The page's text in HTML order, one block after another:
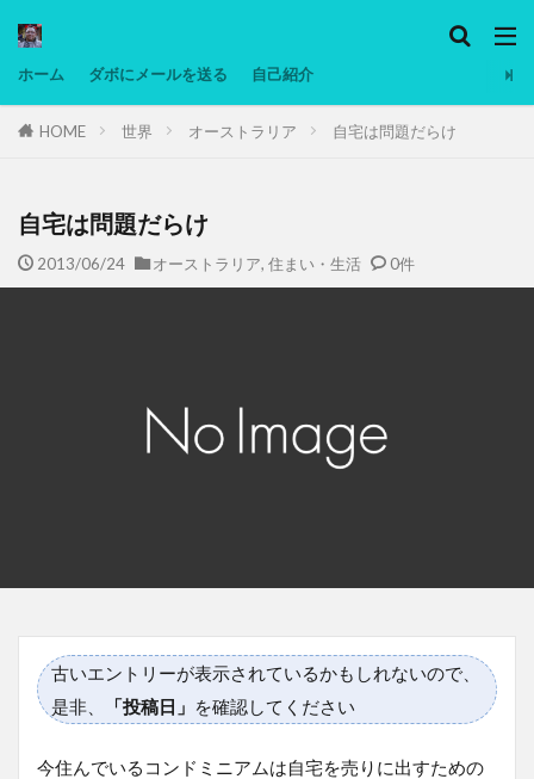
ホーム ダボにメールを送る 自己紹介
HOME 世界 オーストラリア 自宅は問題だらけ
自宅は問題だらけ
2013/06/24 オーストラリア, 住まい・生活 0件
古いエントリーが表示されているかもしれないので、
是非、
「投稿日」 を確認してください
今住んでいるコンドミニアムは自宅を売りに出すための
タグ
マレーシア動画
備忘録
動画 日本人村社会 脱水シート